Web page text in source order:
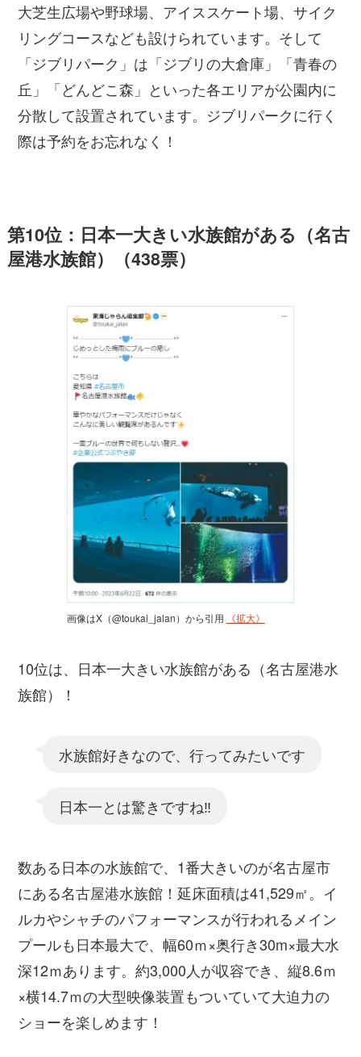
大芝生広場や野球場、アイススケート場、サイク
リングコースなども設けられています。そして
「ジブリパーク」は「ジブリの大倉庫」「青春の
丘」「どんどこ森」といった各エリアが公園内に
分散して設置されています。ジブリパークに行く
際は予約をお忘れなく！
第10位：日本一大きい水族館がある（名古
屋港水族館）（438票）
画像はX（@toukai_jalan）から引用 《拡大》
10位は、日本一大きい水族館がある（名古屋港水
族館）！
水族館好きなので、行ってみたいです
日本一とは驚きですね‼️
数ある日本の水族館で、1番大きいのが名古屋市
にある名古屋港水族館！延床面積は41,529㎡。イ
ルカやシャチのパフォーマンスが行われるメイン
プールも日本最大で、幅60ｍ×奥行き30m×最大水
深12ｍあります。約3,000人が収容でき、縦8.6ｍ
×横14.7ｍの大型映像装置もついていて大迫力の
ショーを楽しめます！